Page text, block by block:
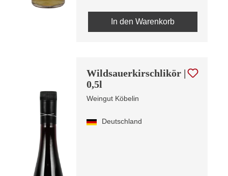
In den Warenkorb
Wildsauerkirschlikör |
0,5l
Weingut Köbelin
Deutschland